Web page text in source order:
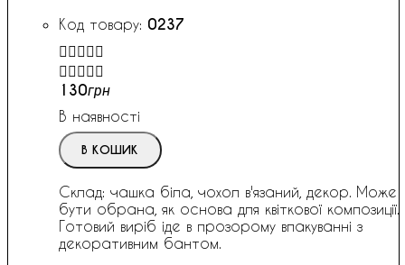
0237


130грн
В наявності
В КОШИК
Склад: чашка біла, чохол в'язаний, декор. Може
бути обрана, як основа для квіткової композиції.
Готовий виріб іде в прозорому впакуванні з
декоративним бантом.